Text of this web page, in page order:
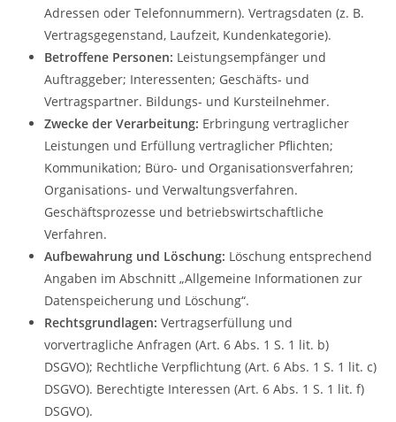
Adressen oder Telefonnummern). Vertragsdaten (z. B.
Vertragsgegenstand, Laufzeit, Kundenkategorie).
Betroffene Personen: Leistungsempfänger und
Auftraggeber; Interessenten; Geschäfts- und
Vertragspartner. Bildungs- und Kursteilnehmer.
Zwecke der Verarbeitung: Erbringung vertraglicher
Leistungen und Erfüllung vertraglicher Pflichten;
Kommunikation; Büro- und Organisationsverfahren;
Organisations- und Verwaltungsverfahren.
Geschäftsprozesse und betriebswirtschaftliche
Verfahren.
Aufbewahrung und Löschung: Löschung entsprechend
Angaben im Abschnitt „Allgemeine Informationen zur
Datenspeicherung und Löschung“.
Rechtsgrundlagen: Vertragserfüllung und
vorvertragliche Anfragen (Art. 6 Abs. 1 S. 1 lit. b)
DSGVO); Rechtliche Verpflichtung (Art. 6 Abs. 1 S. 1 lit. c)
DSGVO). Berechtigte Interessen (Art. 6 Abs. 1 S. 1 lit. f)
DSGVO).